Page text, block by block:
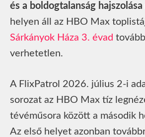
és a boldogtalanság hajszolása
helyen áll az HBO Max
Sárkányok Háza 3. évad
verhetetlen.
A FlixPatrol 2026. július 2-i
sorozat az HBO Max tíz
tévéműsora között a második
Az első helyet azonban